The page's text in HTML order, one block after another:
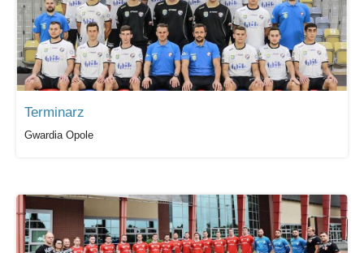
Terminarz
Gwardia Opole